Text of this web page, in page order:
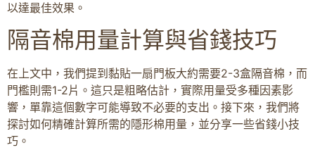
以達最佳效果。
隔音棉用量計算與省錢技巧
在上文中，我們提到黏貼一扇門板大約需要2-3盒隔音棉，而
門檻則需1-2片。這只是粗略估計，實際用量受多種因素影
響，單靠這個數字可能導致不必要的支出。接下來，我們將
探討如何精確計算所需的隱形棉用量，並分享一些省錢小技
巧。